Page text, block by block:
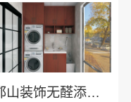
邯山装饰无醛添加，邯郸至臻全宅新材料有限公司实现即装即住